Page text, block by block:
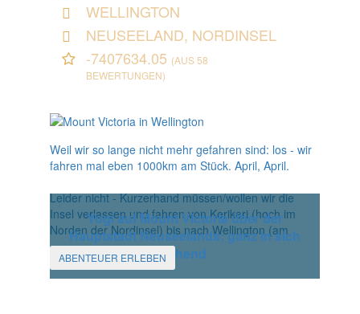
WELLINGTON
NEUSEELAND, NORDINSEL
-7407634.05 (AUS 58
BEWERTUNGEN)
Yogi auf Mount Victoria über der
Hauptstadt Neuseelands: ganz in sich
ruhend
Weil wir so lange nicht mehr gefahren sind: los - wir
fahren mal eben 1000km am Stück. April, April.
Leider nicht - Kurzerhand müssen/wollen wir die
Insel verlassen und fahren von Kerikeri (hoch im
Norden der Nordinsel) bis nach Wellington (am
ABENTEUER ERLEBEN